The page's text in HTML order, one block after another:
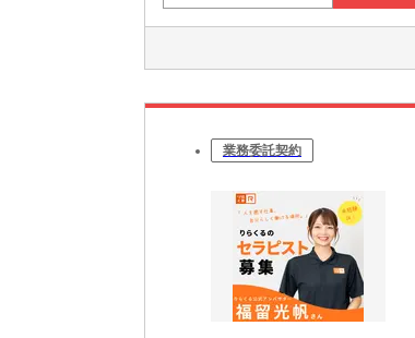
業務委託契約